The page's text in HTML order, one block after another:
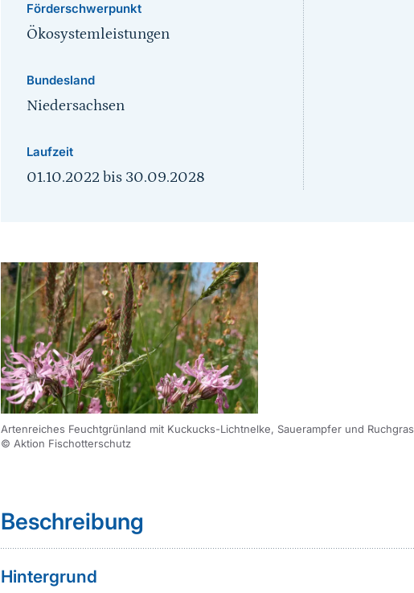
Förderschwerpunkt
Ökosystemleistungen
Bundesland
Niedersachsen
Laufzeit
01.10.2022 bis 30.09.2028
Artenreiches Feuchtgrünland mit Kuckucks-Lichtnelke, Sauerampfer und Ruchgras
© Aktion Fischotterschutz
Beschreibung
Hintergrund